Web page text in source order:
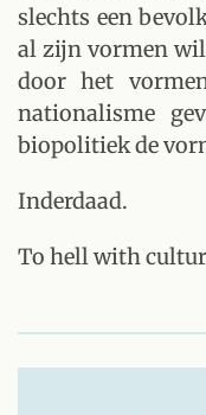
slechts een
al zijn vormen
door het
nationalisme
biopolitiek de
Inderdaad.
To hell with